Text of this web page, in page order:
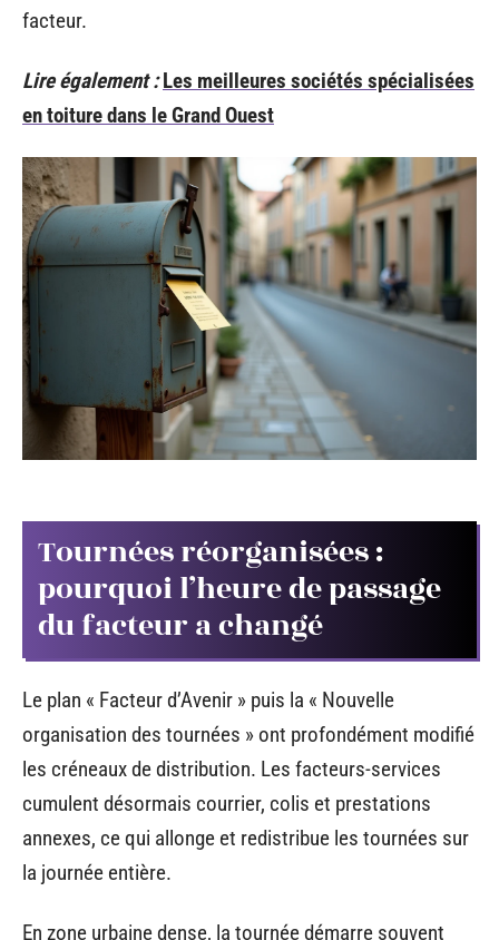
facteur.
Lire également : Les meilleures sociétés spécialisées
en toiture dans le Grand Ouest
Tournées réorganisées :
pourquoi l’heure de passage
du facteur a changé
Le plan « Facteur d’Avenir » puis la « Nouvelle
organisation des tournées » ont profondément modifié
les créneaux de distribution. Les facteurs-services
cumulent désormais courrier, colis et prestations
annexes, ce qui allonge et redistribue les tournées sur
la journée entière.
En zone urbaine dense, la tournée démarre souvent